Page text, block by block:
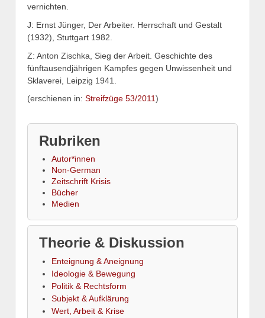
vernichten.
J: Ernst Jünger, Der Arbeiter. Herrschaft und Gestalt
(1932), Stuttgart 1982.
Z: Anton Zischka, Sieg der Arbeit. Geschichte des
fünftausendjährigen Kampfes gegen Unwissenheit und
Sklaverei, Leipzig 1941.
(erschienen in: Streifzüge 53/2011)
Rubriken
Autor*innen
Non-German
Zeitschrift Krisis
Bücher
Medien
Theorie & Diskussion
Enteignung & Aneignung
Ideologie & Bewegung
Politik & Rechtsform
Subjekt & Aufklärung
Wert, Arbeit & Krise